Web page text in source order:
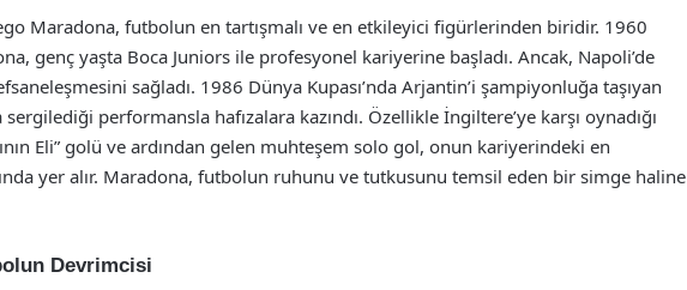
Maradona, futbolun en tartışmalı ve en etkileyici figürlerinden biridir. 1960
genç yaşta Boca Juniors ile profesyonel kariyerine başladı. Ancak, Napoli’de
sağladı. 1986 Dünya Kupası’nda Arjantin’i şampiyonluğa taşıyan
performansla hafızalara kazındı. Özellikle İngiltere’ye karşı oynadığı
Eli” golü ve ardından gelen muhteşem solo gol, onun kariyerindeki en
yer alır. Maradona, futbolun ruhunu ve tutkusunu temsil eden bir simge haline
Devrimcisi